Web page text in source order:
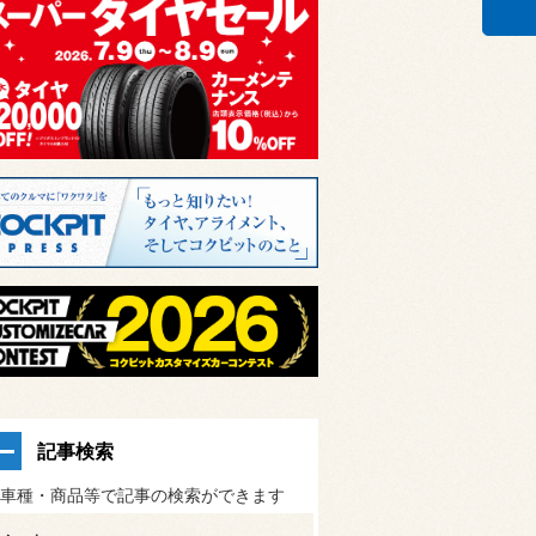
記事検索
種・商品等で記事の検索ができます